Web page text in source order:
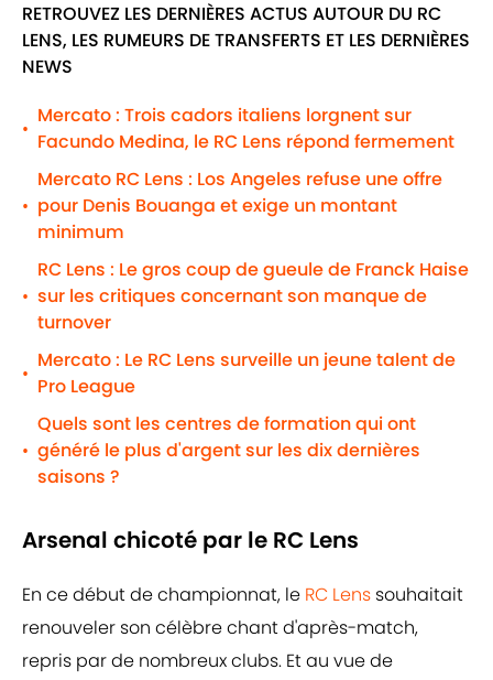
RETROUVEZ LES DERNIÈRES ACTUS AUTOUR DU RC
LENS, LES RUMEURS DE TRANSFERTS ET LES DERNIÈRES
NEWS
•
Mercato : Trois cadors italiens lorgnent sur
Facundo Medina, le RC Lens répond fermement
•
Mercato RC Lens : Los Angeles refuse une offre
pour Denis Bouanga et exige un montant
minimum
•
RC Lens : Le gros coup de gueule de Franck Haise
sur les critiques concernant son manque de
turnover
•
Mercato : Le RC Lens surveille un jeune talent de
Pro League
•
Quels sont les centres de formation qui ont
généré le plus d'argent sur les dix dernières
saisons ?
Arsenal chicoté par le RC Lens
En ce début de championnat, le RC Lens souhaitait
renouveler son célèbre chant d'après-match,
repris par de nombreux clubs. Et au vue de